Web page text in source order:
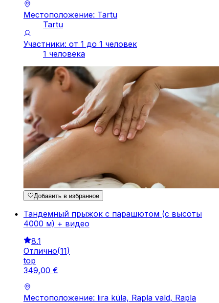
Местоположение: Tartu
Tartu
Участники: от 1 до 1 человек
1 человека
Добавить в избранное
Тандемный прыжок с парашютом (с высоты
4000 м) + видео
8.1
Отлично(11)
top
349,00 €
Местоположение: lira küla, Rapla vald, Rapla